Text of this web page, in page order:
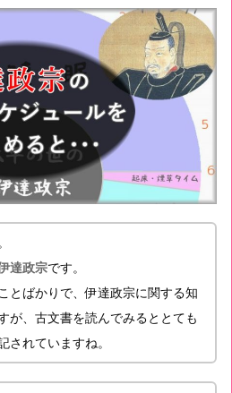
達政宗です。
とばかりで、伊達政宗に関する知
が、古文書を読んでみるととても
されていますね。